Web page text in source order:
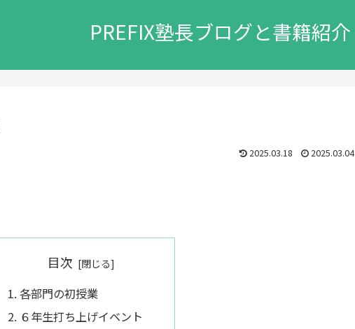
PREFIX塾長ブログと書籍紹介
2025.03.18 2025.03.04
目次
各部門の初授業
６年生打ち上げイベント